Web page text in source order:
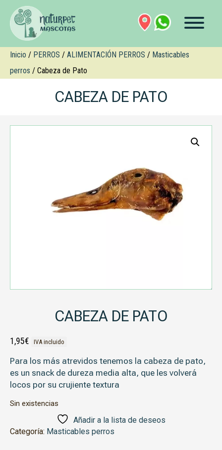
Inicio / PERROS / ALIMENTACIÓN PERROS / Masticables
perros / Cabeza de Pato
CABEZA DE PATO
CABEZA DE PATO
1,95€ IVA incluido
Para los más atrevidos tenemos la cabeza de pato,
es un snack de dureza media alta, que les volverá
locos por su crujiente textura
Sin existencias
Añadir a la lista de deseos
Categoría: Masticables perros